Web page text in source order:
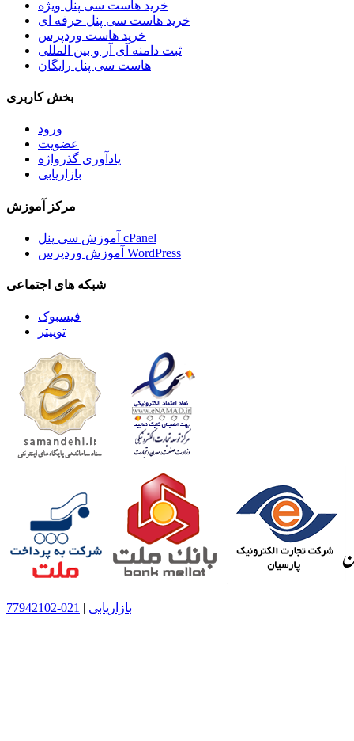
خرید هاست سی پنل ویژه
خرید هاست سی پنل حرفه ای
خرید هاست وردپرس
ثبت دامنه آی آر و بین المللی
هاست سی پنل رایگان
بخش کاربری
ورود
عضویت
یادآوری گذرواژه
بازاریابی
مرکز آموزش
آموزش سی پنل cPanel
آموزش وردپرس WordPress
شبکه های اجتماعی
فیسبوک
توییتر
بازاریابی |
021-77942102